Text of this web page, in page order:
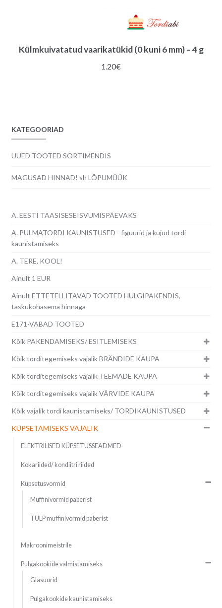
Külmkuivatatud vaarikatükid (0 kuni 6 mm) – 4 g
1.20€
KATEGOORIAD
UUED TOOTED SORTIMENDIS
MAGUSAD HINNAD! sh LÕPUMÜÜK
A. EESTI TAASISESEISVUMISPÄEVAKS
A. PULMATORDI KAUNISTUSED - figuurid ja kujud tordi
kaunistamiseks
A. TERE, KOOL!
Ainult 1 EUR
Ainult ETTETELLITAVAD TOOTED HULGIPAKENDIS,
taskukohasema hinnaga
E171-VABAD TOOTED
Kõik PAKENDAMISEKS/ ESITLEMISEKS
Kõik torditegemiseks vajalik BRÄNDIDE KAUPA
Kõik torditegemiseks vajalik TEEMADE KAUPA
Kõik torditegemiseks vajalik VÄRVIDE KAUPA
Kõik vajalik tordi kaunistamiseks/ TORDIKAUNISTUSED
KÜPSETAMISEKS VAJALIK
ELEKTRILISED KÜPSETUSSEADMED
Kokariided/ kondiitri riided
Küpsetusvormid
Muffinivormid paberist
TULP muffinivormid paberist
Makroonimeistrile
Pulgakookide valmistamiseks
Glasuurid
Pulgakookide kaunistamiseks